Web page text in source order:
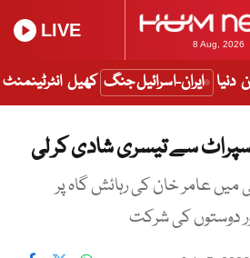
8 Aug, 2026
LIVE
دنیا ایران-اسرائیل جنگ کھیل انٹرٹینمنٹ
سے تیسری شادی کر لی
عامر خان کی رہائش گاہ پر
دوستوں کی شرکت